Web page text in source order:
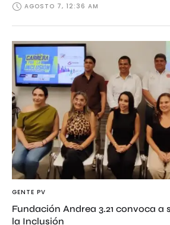
AGOSTO 7, 12:36 AM
GENTE PV
Fundación Andrea 3.21 convoca a
la Inclusión